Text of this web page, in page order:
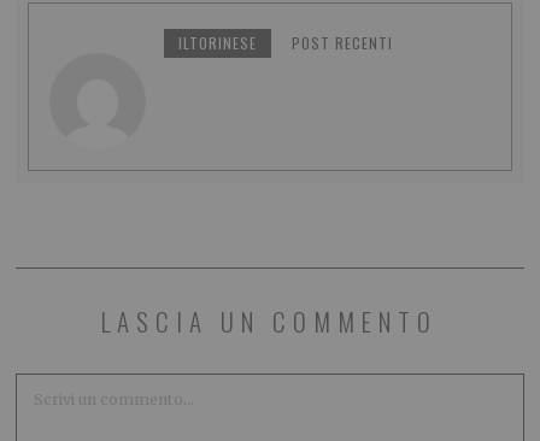
ILTORINESE POST RECENTI
LASCIA UN COMMENTO